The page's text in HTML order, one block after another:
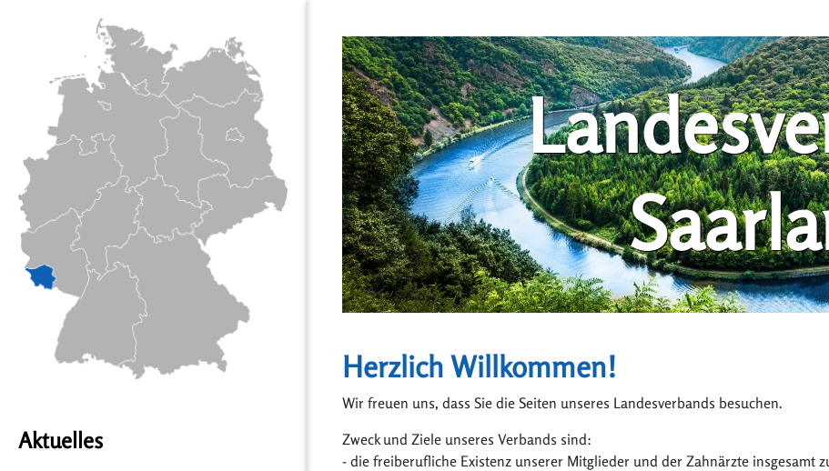
Aktuelles
Herzlich Willkommen!
Wir freuen uns, dass Sie die Seiten unseres Landesverbands besuchen.
Zweck und Ziele unseres Verbands sind:
- die freiberufliche Existenz unserer Mitglieder und der Zahnärzte insgesamt